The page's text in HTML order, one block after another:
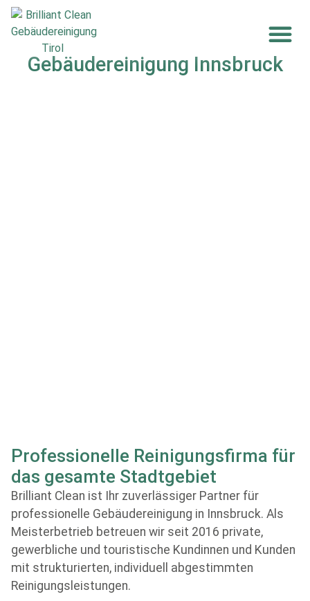
Gebäudereinigung Innsbruck
Professionelle Reinigungsfirma für
das gesamte Stadtgebiet
Brilliant Clean ist Ihr zuverlässiger Partner für
professionelle Gebäudereinigung in Innsbruck. Als
Meisterbetrieb betreuen wir seit 2016 private,
gewerbliche und touristische Kundinnen und Kunden
mit strukturierten, individuell abgestimmten
Reinigungsleistungen.